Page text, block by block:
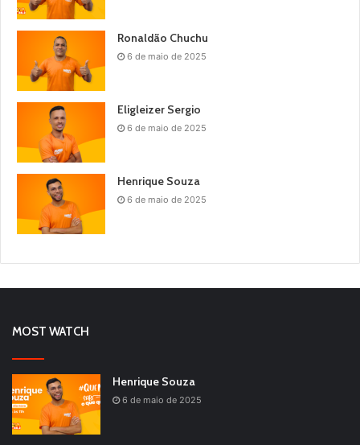
Ronaldão Chuchu
6 de maio de 2025
Eligleizer Sergio
6 de maio de 2025
Henrique Souza
6 de maio de 2025
MOST WATCH
Henrique Souza
6 de maio de 2025